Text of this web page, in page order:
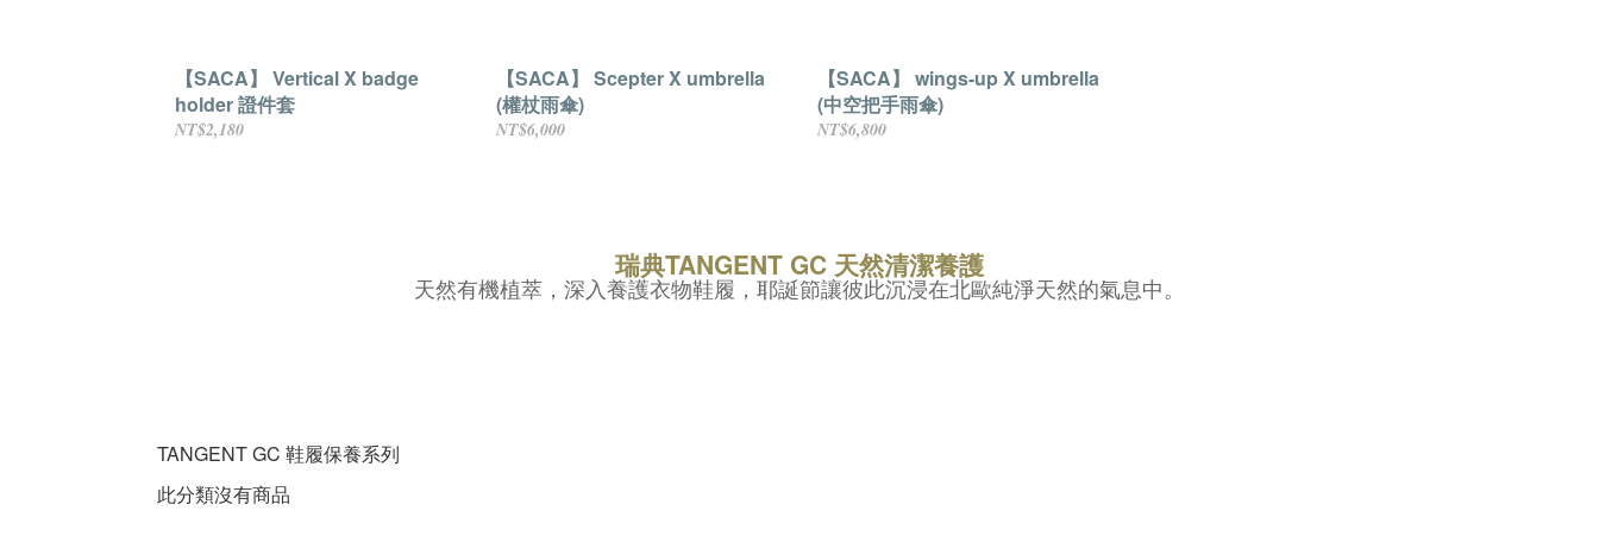
【SACA】 Vertical X badge
holder 證件套
NT$2,180
【SACA】 Scepter X umbrella
(權杖雨傘)
NT$6,000
【SACA】 wings-up X umbrella
(中空把手雨傘)
NT$6,800
瑞典TANGENT GC 天然清潔養護
天然有機植萃，深入養護衣物鞋履，耶誕節讓彼此沉浸在北歐純淨天然的氣息中。
TANGENT GC 鞋履保養系列
此分類沒有商品